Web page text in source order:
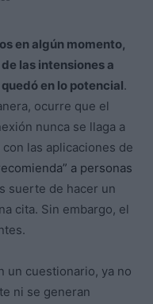
en algún momento,
las intensiones a
en lo potencial.
ocurre que el
nunca se llaga a
las aplicaciones de
a personas
suerte de hacer un
cita. Sin embargo, el
un cuestionario, ya no
ni se generan